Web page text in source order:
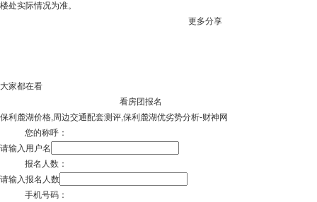
楼处实际情况为准。
更多分享
大家都在看
看房团报名
保利麓湖价格,周边交通配套测评,保利麓湖优劣势分析-财神网
您的称呼：
请输入用户名
报名人数：
请输入报名人数
手机号码：